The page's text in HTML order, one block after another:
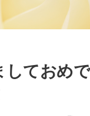
しておめ